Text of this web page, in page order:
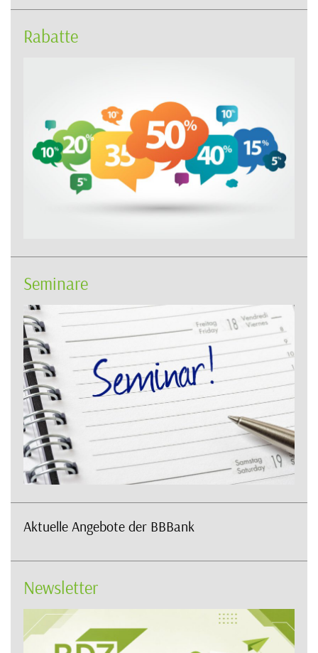
Rabatte
Seminare
Aktuelle Angebote der BBBank
Newsletter